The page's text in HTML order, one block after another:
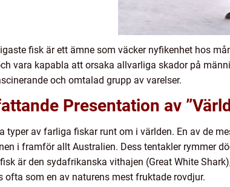
fisk är ett ämne som väcker nyfikenhet hos
vara kapabla att orsaka allvarliga skador på
och omtalad grupp av varelser.
Presentation av
typer av farliga fiskar runt om i världen. En av de
i framför allt Australien. Dess tentakler rymmer
är den sydafrikanska vithajen (Great White
ofta som en av naturens mest fruktade rovdjur.